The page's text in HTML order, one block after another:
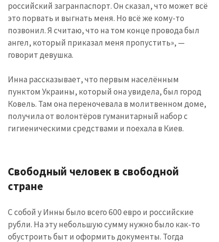
российский загранпаспорт. Он сказал, что может всё
это порвать и выгнать меня. Но всё же кому-то
позвонил. Я считаю, что на том конце провода был
ангел, который приказал меня пропустить», —
говорит девушка.
Инна рассказывает, что первым населённым
пунктом Украины, который она увидела, был город
Ковель. Там она переночевала в молитвенном доме,
получила от волонтёров гуманитарный набор с
гигиеническими средствами и поехала в Киев.
Свободный человек в свободной
стране
С собой у Инны было всего 600 евро и российские
рубли. На эту небольшую сумму нужно было как-то
обустроить быт и оформить документы. Тогда
Заголовок новости
+ Добавить
заголовок
+ Загрузить